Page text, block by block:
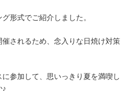
形式でご紹介しました。
されるため、念入りな日焼け対策
参加して、思いっきり夏を満喫し
♪